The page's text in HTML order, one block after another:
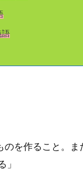
語
のを作ること。